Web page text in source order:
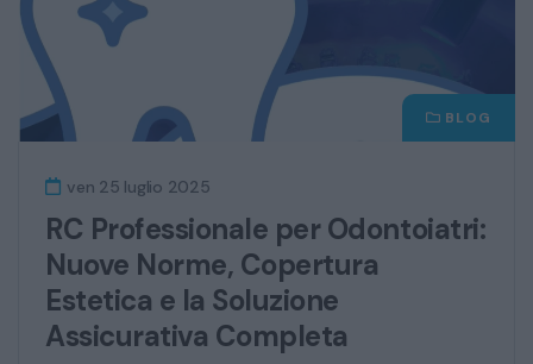
BLOG
ven 25 luglio 2025
RC Professionale per Odontoiatri:
Nuove Norme, Copertura
Estetica e la Soluzione
Assicurativa Completa